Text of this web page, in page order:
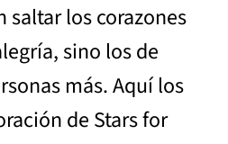
saltar los corazones
sino los de
más. Aquí los
de Stars for